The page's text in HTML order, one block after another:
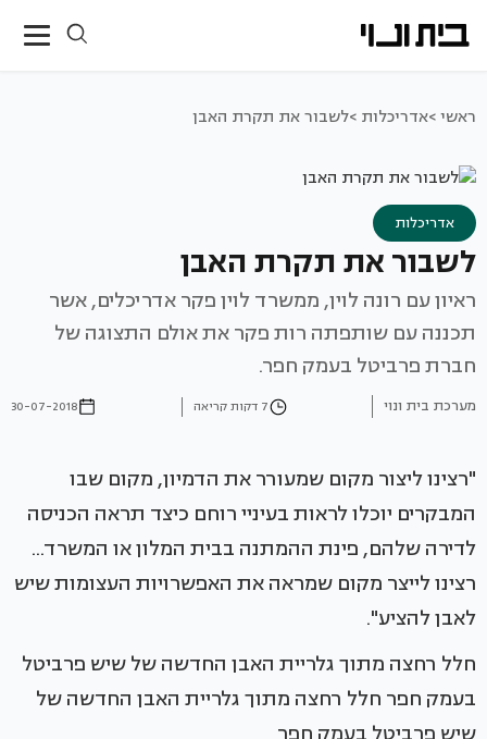
ראשי >אדריכלות >לשבור את תקרת האבן
אדריכלות
לשבור את תקרת האבן
ראיון עם רונה לוין, ממשרד לוין פקר אדריכלים, אשר
תכננה עם שותפתה רות פקר את אולם התצוגה של
חברת פרביטל בעמק חפר.
מערכת בית ונוי 7 דקות קריאה 30-07-2018
"רצינו ליצור מקום שמעורר את הדמיון, מקום שבו
המבקרים יוכלו לראות בעיניי רוחם כיצד תראה הכניסה
לדירה שלהם, פינת ההמתנה בבית המלון או המשרד...
רצינו לייצר מקום שמראה את האפשרויות העצומות שיש
לאבן להציע".
חלל רחצה מתוך גלריית האבן החדשה של שיש פרביטל
בעמק חפר חלל רחצה מתוך גלריית האבן החדשה של